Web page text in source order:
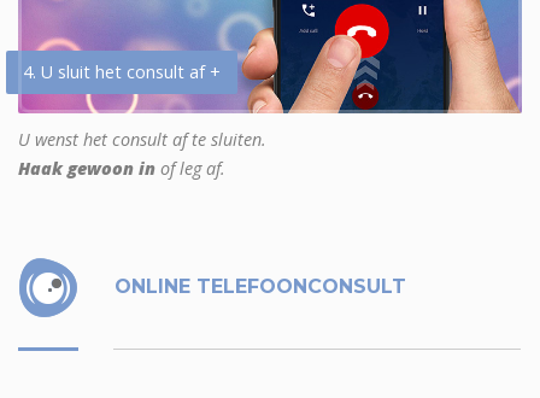
4. U sluit het consult af +
U wenst het consult af te sluiten.
Haak gewoon in of leg af.
ONLINE TELEFOONCONSULT